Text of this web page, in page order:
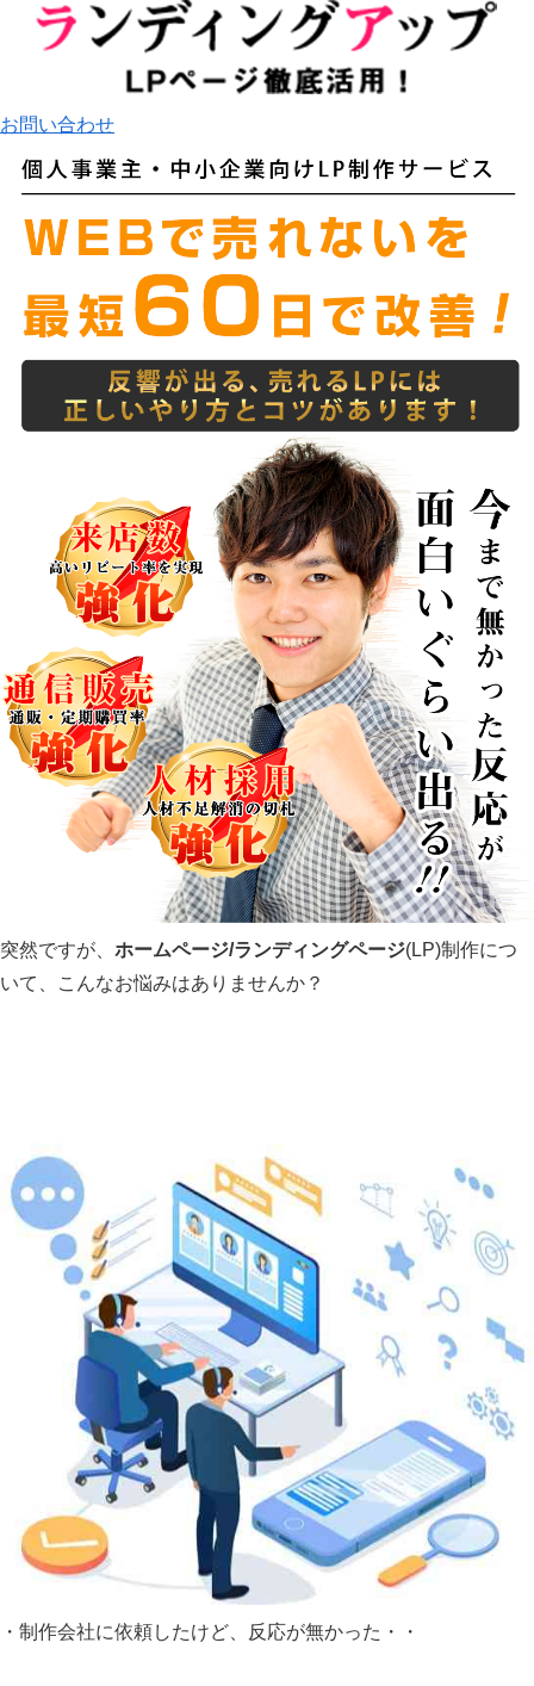
お問い合わせ
突然ですが、 ホームページ/ランディングページ(LP)制作につ
いて、こんなお悩みはありませんか？
・制作会社に依頼したけど、反応が無かった・・